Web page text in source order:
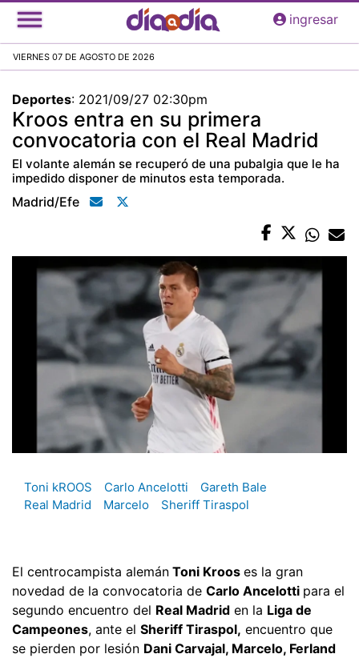
Pasar
al
principal
ingresar
VIERNES 07 DE AGOSTO DE 2026
Deportes: 2021/09/27 02:30pm
Kroos entra en su primera
convocatoria con el Real Madrid
El volante alemán se recuperó de una pubalgia que le ha
impedido disponer de minutos esta temporada.
Madrid/efe
Toni kROOS Carlo Ancelotti
Gareth Bale
Real Madrid
Marcelo Sheriff Tiraspol
El centrocampista alemán Toni Kroos es la gran
novedad de la convocatoria de Carlo Ancelotti para el
segundo encuentro del Real Madrid en la Liga de
Campeones, ante el Sheriff Tiraspol, encuentro que
se pierden por lesión Dani Carvajal, Marcelo, Ferland